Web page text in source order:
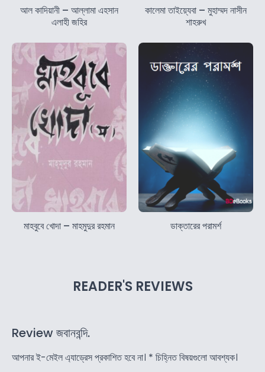
আল কাদিয়ানী – আল্লামা এহসান
এলাহী জহির
কালেমা তাইয়্যেবা – মুহাম্মদ নাসীন
শাহরুখ
মাহবুবে খোদা – মাহমুদুর রহমান ডাক্তারের পরামর্শ
READER'S REVIEWS
Review জবানবন্দি.
আপনার ই-মেইল এ্যাড্রেস প্রকাশিত হবে না। * চিহ্নিত বিষয়গুলো আবশ্যক।